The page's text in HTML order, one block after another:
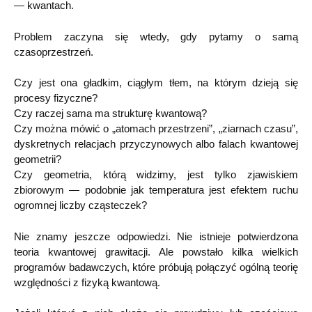
— kwantach.
Problem zaczyna się wtedy, gdy pytamy o samą
czasoprzestrzeń.
Czy jest ona gładkim, ciągłym tłem, na którym dzieją się
procesy fizyczne?
Czy raczej sama ma strukturę kwantową?
Czy można mówić o „atomach przestrzeni”, „ziarnach czasu”,
dyskretnych relacjach przyczynowych albo falach kwantowej
geometrii?
Czy geometria, którą widzimy, jest tylko zjawiskiem
zbiorowym — podobnie jak temperatura jest efektem ruchu
ogromnej liczby cząsteczek?
Nie znamy jeszcze odpowiedzi. Nie istnieje potwierdzona
teoria kwantowej grawitacji. Ale powstało kilka wielkich
programów badawczych, które próbują połączyć ogólną teorię
względności z fizyką kwantową.